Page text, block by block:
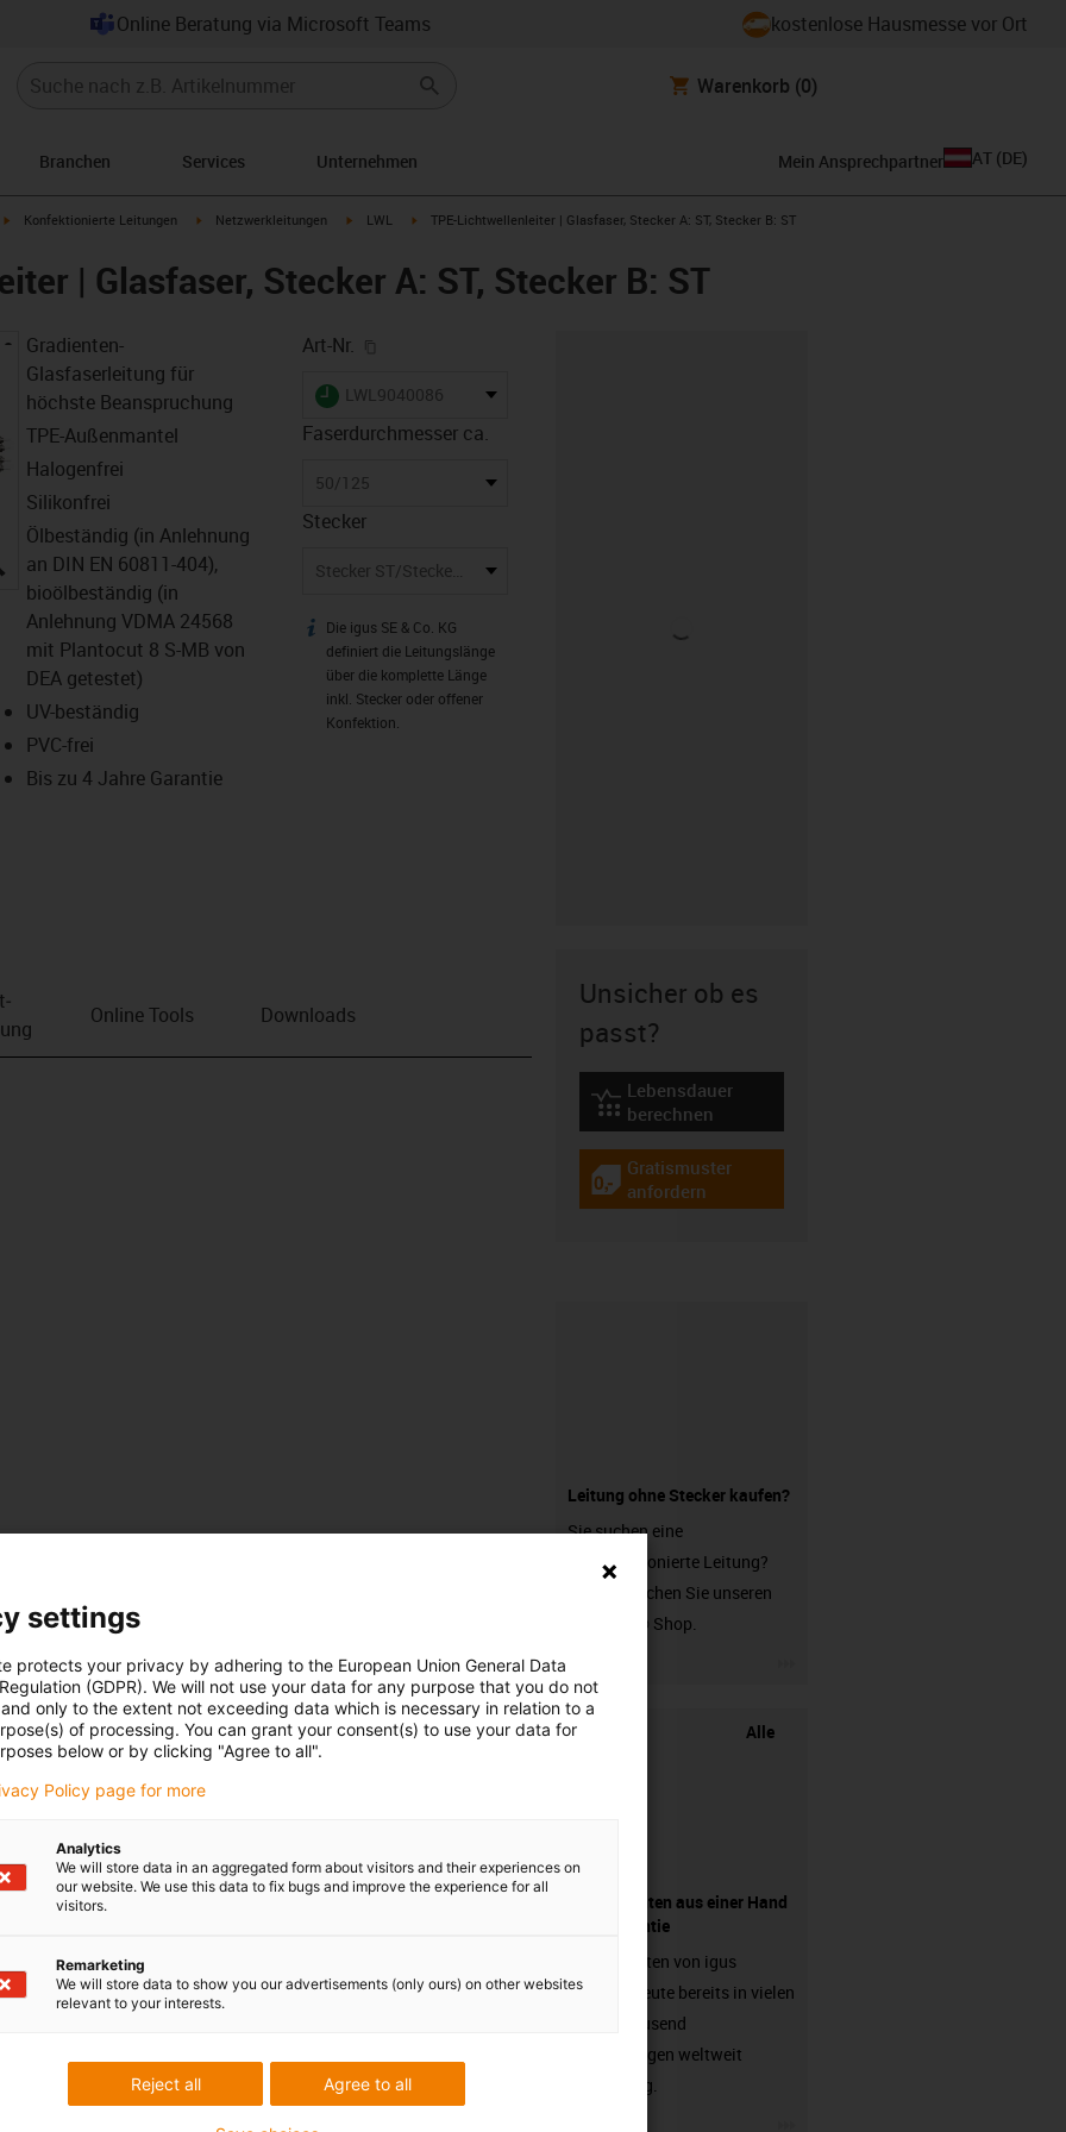
Online Beratung via Microsoft Teams kostenlose Hausmesse vor Ort
Warenkorb (0)
Branchen Services Unternehmen Mein Ansprechpartner AT (DE)
igus-icon-arrow-right
Konfektionierte Leitungen igus-icon-arrow-right
Netzwerkleitungen igus-icon-arrow-right
LWL igus-icon-arrow-right
TPE-Lichtwellenleiter | Glasfaser, Stecker A: ST, Stecker B: ST
| Glasfaser, Stecker A: ST, Stecker B: ST
igus-icon-lupe
Gradienten-
Glasfaserleitung für
höchste Beanspruchung
TPE-Außenmantel
Halogenfrei
Silikonfrei
Ölbeständig (in Anlehnung
an DIN EN 60811-404),
bioölbeständig (in
Anlehnung VDMA 24568
mit Plantocut 8 S-MB von
DEA getestet)
UV-beständig
PVC-frei
Bis zu 4 Jahre Garantie
Art-Nr.
igus-icon-lieferzeit
LWL9040086
Faserdurchmesser ca.
50/125
Stecker
Stecker ST/Stecker ST
igus-icon-info
Die igus SE & Co. KG
definiert die Leitungslänge
über die komplette Länge
inkl. Stecker oder offener
Konfektion.
Online Tools Downloads
Unsicher ob es
passt?
igus-icon-lebensdauerrechner
Lebensdauer
berechnen
igus-icon-gratismuster
Gratismuster
anfordern
Leitung ohne Stecker kaufen?
Sie suchen eine
unkonfektionierte Leitung?
Dann besuchen Sie unseren
chainflex® Shop.
Alle
Komponenten aus einer Hand
- mit Garantie
Energieketten von igus
arbeiten heute bereits in vielen
hunderttausend
Anwendungen weltweit
zuverlässig.
settings
protects your privacy by adhering to the European Union General Data
(GDPR). We will not use your data for any purpose that you do not
only to the extent not exceeding data which is necessary in relation to a
of processing. You can grant your consent(s) to use your data for
below or by clicking "Agree to all".
Policy page for more
Analytics
We will store data in an aggregated form about visitors and their experiences on
our website. We use this data to fix bugs and improve the experience for all
visitors.
Remarketing
We will store data to show you our advertisements (only ours) on other websites
relevant to your interests.
Agree to all
Reject all